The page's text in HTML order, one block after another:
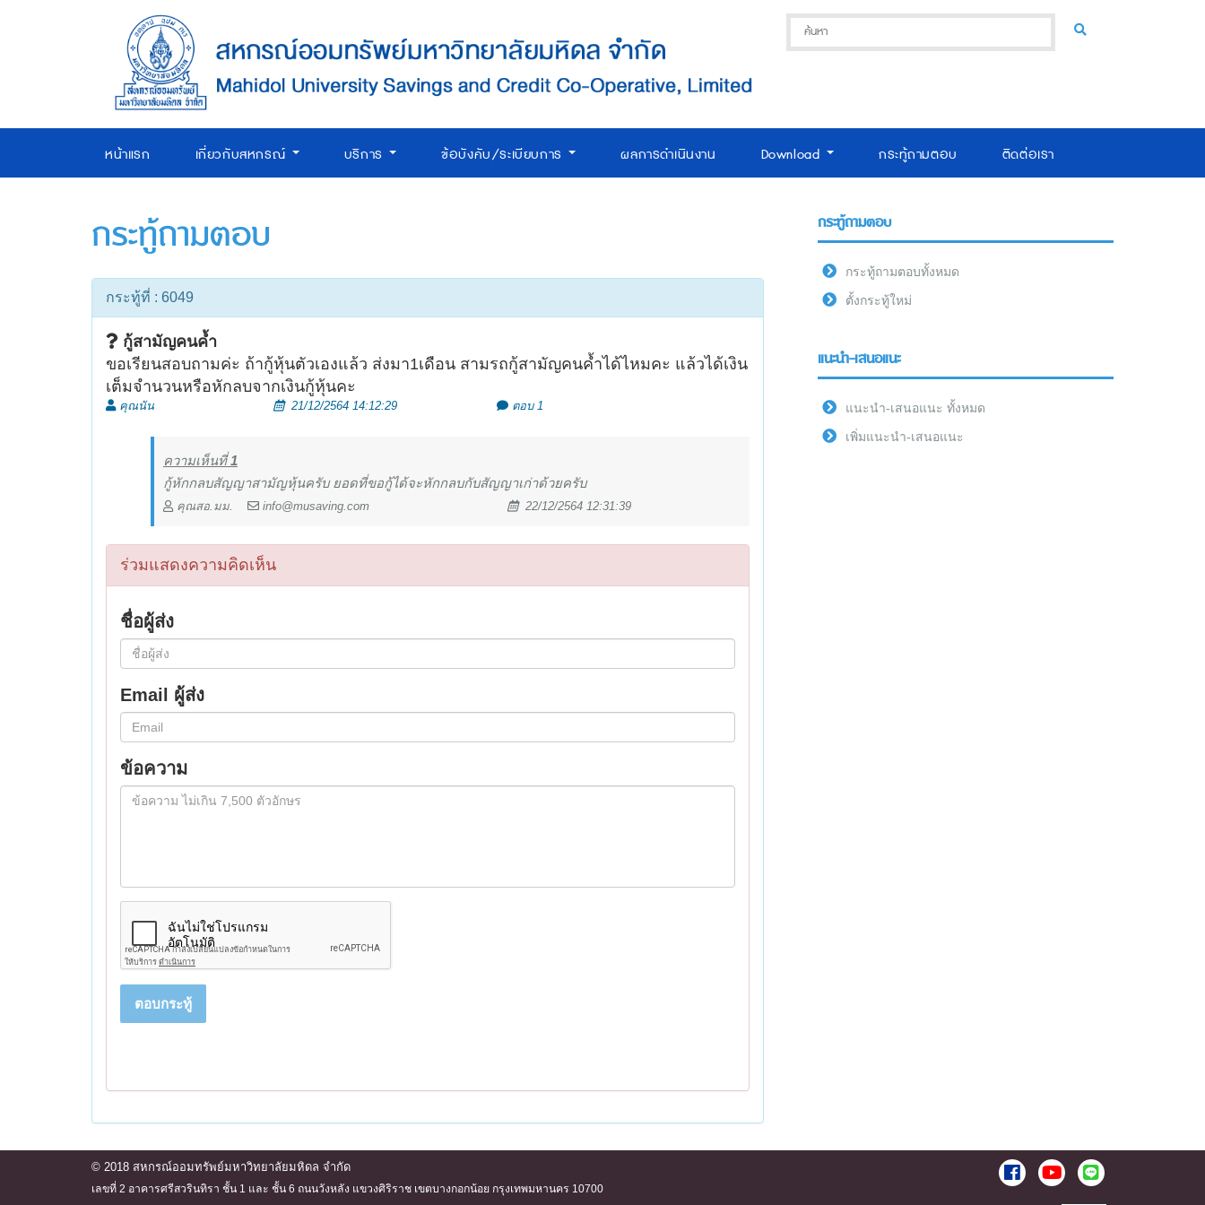
หน้าแรก เกี่ยวกับสหกรณ์ บริการ ข้อบังคับ/ระเบียบการ ผลการดำเนินงาน Download กระทู้ถามตอบ ติดต่อเรา
กระทู้ถามตอบ
กระทู้ที่ : 6049
กู้สามัญคนค้ำ
ขอเรียนสอบถามค่ะ ถ้ากู้หุ้นตัวเองแล้ว ส่งมา1เดือน สามรถกู้สามัญคนค้ำได้ไหมคะ แล้วได้เงิน
เต็มจำนวนหรือหักลบจากเงินกู้หุ้นคะ
คุณนัน 21/12/2564 14:12:29 ตอบ 1
ความเห็นที่1
กู้หักกลบสัญญาสามัญหุ้นครับ ยอดที่ขอกู้ได้จะหักกลบกับสัญญาเก่าด้วยครับ
คุณสอ.มม. info@musaving.com 22/12/2564 12:31:39
ร่วมแสดงความคิดเห็น
ชื่อผู้ส่ง
Email ผู้ส่ง
ข้อความ
ตอบกระทู้
กระทู้ถามตอบ
กระทู้ถามตอบทั้งหมด
ตั้งกระทู้ใหม่
แนะนำ-เสนอแนะ
แนะนำ-เสนอแนะ ทั้งหมด
เพิ่มแนะนำ-เสนอแนะ
© 2018 สหกรณ์ออมทรัพย์มหาวิทยาลัยมหิดล จำกัด
เลขที่ 2 อาคารศรีสวรินทิรา ชั้น 1 และ ชั้น 6 ถนนวังหลัง แขวงศิริราช เขตบางกอกน้อย กรุงเทพมหานคร 10700